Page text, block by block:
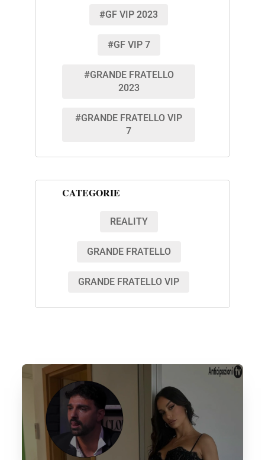
#GF VIP 2023
#GF VIP 7
#GRANDE FRATELLO
2023
#GRANDE FRATELLO VIP
7
CATEGORIE
REALITY
GRANDE FRATELLO
GRANDE FRATELLO VIP